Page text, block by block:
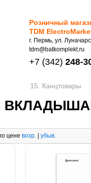
Розничный
TDM
г. Пермь, ул.
tdm@batkomplekt.ru
+7 (342) 248-
15. Канцтовары
цене возр. | убыв.